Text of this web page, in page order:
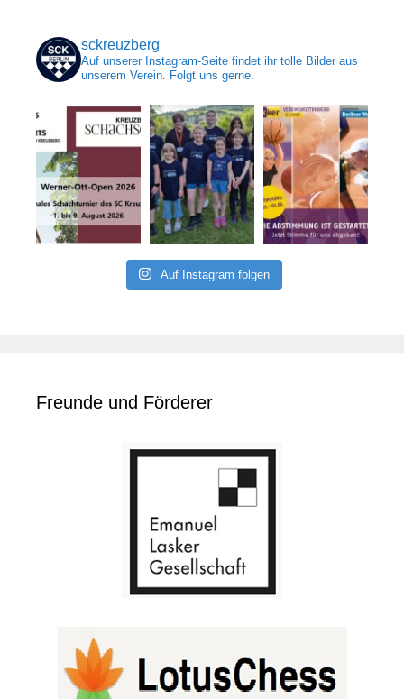
sckreuzberg
Auf unserer Instagram-Seite findet ihr tolle Bilder aus
unserem Verein. Folgt uns gerne.
Auf Instagram folgen
Freunde und Förderer